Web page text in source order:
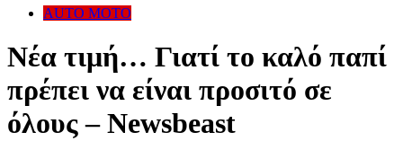
AUTO MOTO
Νέα τιμή… Γιατί το καλό παπί
πρέπει να είναι προσιτό σε
όλους – Newsbeast